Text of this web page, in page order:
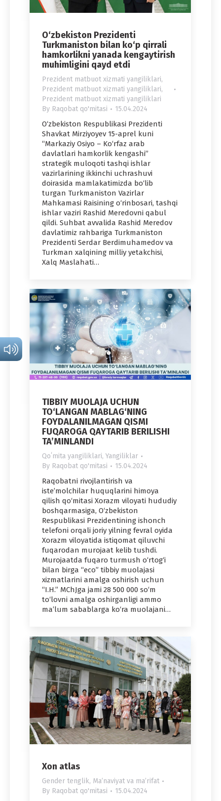
O‘zbekiston Prezidenti
Turkmaniston bilan ko‘p qirrali
hamkorlikni yanada kengaytirish
muhimligini qayd etdi
Prezident matbuot xizmati yangiliklari,
Prezident matbuot xizmati yangiliklari,
Prezident matbuot xizmati yangiliklari
By Raqobat qo'mitasi 15.04.2024
O‘zbekiston Respublikasi Prezidenti
Shavkat Mirziyoyev 15-aprel kuni
“Markaziy Osiyo – Ko‘rfaz arab
davlatlari hamkorlik kengashi”
strategik muloqoti tashqi ishlar
vazirlarining ikkinchi uchrashuvi
doirasida mamlakatimizda bo‘lib
turgan Turkmaniston Vazirlar
Mahkamasi Raisining o‘rinbosari, tashqi
ishlar vaziri Rashid Meredovni qabul
qildi. Suhbat avvalida Rashid Meredov
davlatimiz rahbariga Turkmaniston
Prezidenti Serdar Berdimuhamedov va
Turkman xalqining milliy yetakchisi,
Xalq Maslahati…
TIBBIY MUOLAJA UCHUN
TO‘LANGAN MABLAG‘NING
FOYDALANILMAGAN QISMI
FUQAROGA QAYTARIB BERILISHI
TA’MINLANDI
Qoʻmita yangiliklari, Yangiliklar
By Raqobat qo'mitasi 15.04.2024
Raqobatni rivojlantirish va
iste’molchilar huquqlarini himoya
qilish qo‘mitasi Xorazm viloyati hududiy
boshqarmasiga, O‘zbekiston
Respublikasi Prezidentining ishonch
telefoni orqali joriy yilning fevral oyida
Xorazm viloyatida istiqomat qiluvchi
fuqarodan murojaat kelib tushdi.
Murojaatda fuqaro turmush o‘rtog‘i
bilan birga “eco” tibbiy muolajasi
xizmatlarini amalga oshirish uchun
“I.H.” MChJga jami 28 500 000 so‘m
to‘lovni amalga oshirganligi ammo
ma’lum sabablarga ko‘ra muolajani…
Xon atlas
Gender tenglik, Maʼnaviyat va maʼrifat
By Raqobat qo'mitasi 15.04.2024